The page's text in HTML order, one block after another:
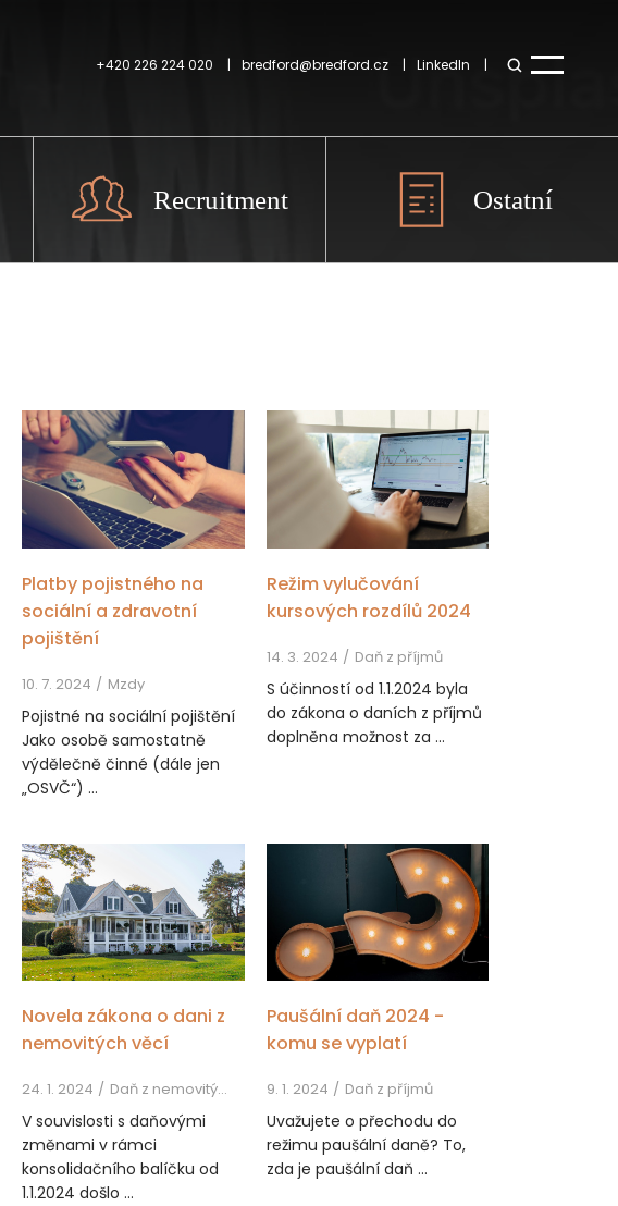
+420 226 224 020 bredford@bredford.cz LinkedIn
Recruitment Ostatní
Platby pojistného na
sociální a zdravotní
pojištění
10. 7. 2024 Mzdy
Pojistné na sociální pojištění
Jako osobě samostatně
výdělečně činné (dále jen
„OSVČ“) ...
Režim vylučování
kursových rozdílů 2024
14. 3. 2024 Daň z příjmů
S účinností od 1.1.2024 byla
do zákona o daních z příjmů
doplněna možnost za ...
Novela zákona o dani z
nemovitých věcí
24. 1. 2024 Daň z nemovitých věcí
V souvislosti s daňovými
změnami v rámci
konsolidačního balíčku od
1.1.2024 došlo ...
Paušální daň 2024 -
komu se vyplatí
9. 1. 2024 Daň z příjmů
Uvažujete o přechodu do
režimu paušální daně? To,
zda je paušální daň ...